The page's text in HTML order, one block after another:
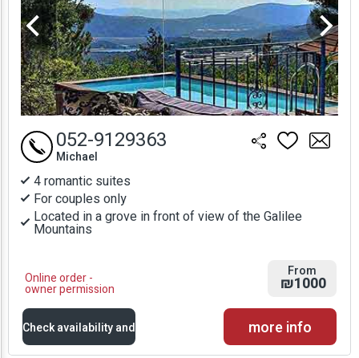
4 romantic suites
For couples only
Located in a grove in front of view of the Galilee
Mountains
Online order -
owner permission
052-9129363
Michael
From
₪1000
Check availability and more info